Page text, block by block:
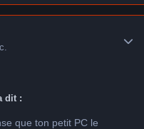
dit :
que ton petit PC le